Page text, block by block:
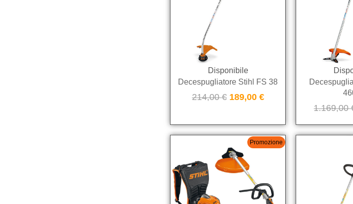
Disponibile
Decespugliatore Stihl FS 38
214,00€ 189,00 €
1.169,00
Promozione